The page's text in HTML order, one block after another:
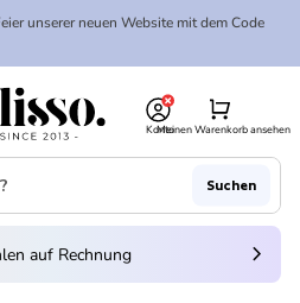
unserer neuen Website mit dem Code
Konto
Meinen Warenkorb ansehen
shopping_cart
Suchen
Fenster)
auf Rechnung chevron_right